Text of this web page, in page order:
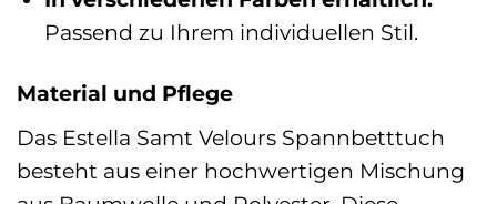
Passend zu Ihrem individuellen Stil.
Material und Pflege
Das Estella Samt Velours Spannbetttuch
besteht aus einer hochwertigen Mischung